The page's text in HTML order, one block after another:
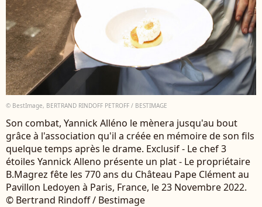
© BestImage, BERTRAND RINDOFF PETROFF / BESTIMAGE
Son combat, Yannick Alléno le mènera jusqu'au bout
grâce à l'association qu'il a créée en mémoire de son fils
quelque temps après le drame. Exclusif - Le chef 3
étoiles Yannick Alleno présente un plat - Le propriétaire
B.Magrez fête les 770 ans du Château Pape Clément au
Pavillon Ledoyen à Paris, France, le 23 Novembre 2022.
© Bertrand Rindoff / Bestimage